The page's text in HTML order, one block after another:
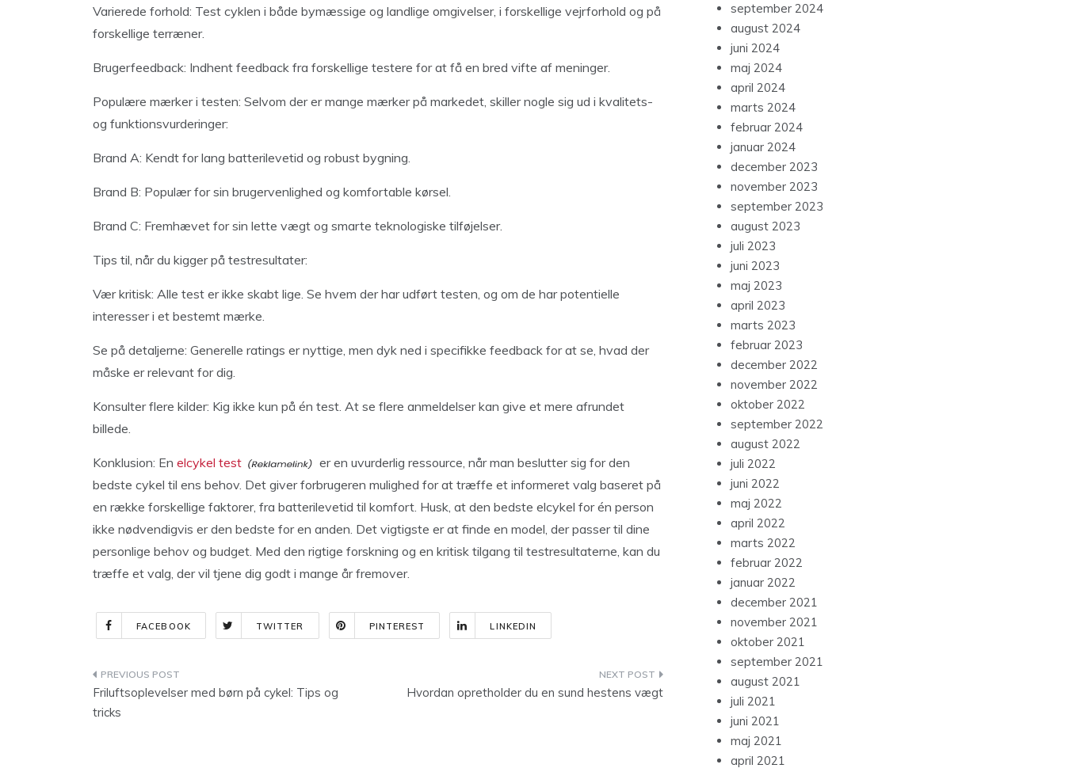
Varierede forhold: Test cyklen i både bymæssige og landlige omgivelser, i forskellige vejrforhold og på
forskellige terræner.
Brugerfeedback: Indhent feedback fra forskellige testere for at få en bred vifte af meninger.
Populære mærker i testen: Selvom der er mange mærker på markedet, skiller nogle sig ud i kvalitets-
og funktionsvurderinger:
Brand A: Kendt for lang batterilevetid og robust bygning.
Brand B: Populær for sin brugervenlighed og komfortable kørsel.
Brand C: Fremhævet for sin lette vægt og smarte teknologiske tilføjelser.
Tips til, når du kigger på testresultater:
Vær kritisk: Alle test er ikke skabt lige. Se hvem der har udført testen, og om de har potentielle
interesser i et bestemt mærke.
Se på detaljerne: Generelle ratings er nyttige, men dyk ned i specifikke feedback for at se, hvad der
måske er relevant for dig.
Konsulter flere kilder: Kig ikke kun på én test. At se flere anmeldelser kan give et mere afrundet
billede.
Konklusion: En elcykel test
er en uvurderlig ressource, når man beslutter sig for den
bedste cykel til ens behov. Det giver forbrugeren mulighed for at træffe et informeret valg baseret på
en række forskellige faktorer, fra batterilevetid til komfort. Husk, at den bedste elcykel for én person
ikke nødvendigvis er den bedste for en anden. Det vigtigste er at finde en model, der passer til dine
personlige behov og budget. Med den rigtige forskning og en kritisk tilgang til testresultaterne, kan du
træffe et valg, der vil tjene dig godt i mange år fremover.
FACEBOOK TWITTER PINTEREST LINKEDIN
Indlægsnavigation
Friluftsoplevelser med børn på cykel: Tips og
tricks
Hvordan opretholder du en sund hestens vægt
september 2024
august 2024
juni 2024
maj 2024
april 2024
marts 2024
februar 2024
januar 2024
december 2023
november 2023
september 2023
august 2023
juli 2023
juni 2023
maj 2023
april 2023
marts 2023
februar 2023
december 2022
november 2022
oktober 2022
september 2022
august 2022
juli 2022
juni 2022
maj 2022
april 2022
marts 2022
februar 2022
januar 2022
december 2021
november 2021
oktober 2021
september 2021
august 2021
juli 2021
juni 2021
maj 2021
april 2021